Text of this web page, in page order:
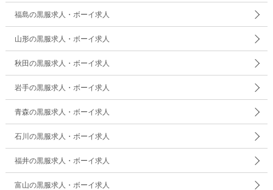
福島の黒服求人・ボーイ求人
山形の黒服求人・ボーイ求人
秋田の黒服求人・ボーイ求人
岩手の黒服求人・ボーイ求人
青森の黒服求人・ボーイ求人
石川の黒服求人・ボーイ求人
福井の黒服求人・ボーイ求人
富山の黒服求人・ボーイ求人